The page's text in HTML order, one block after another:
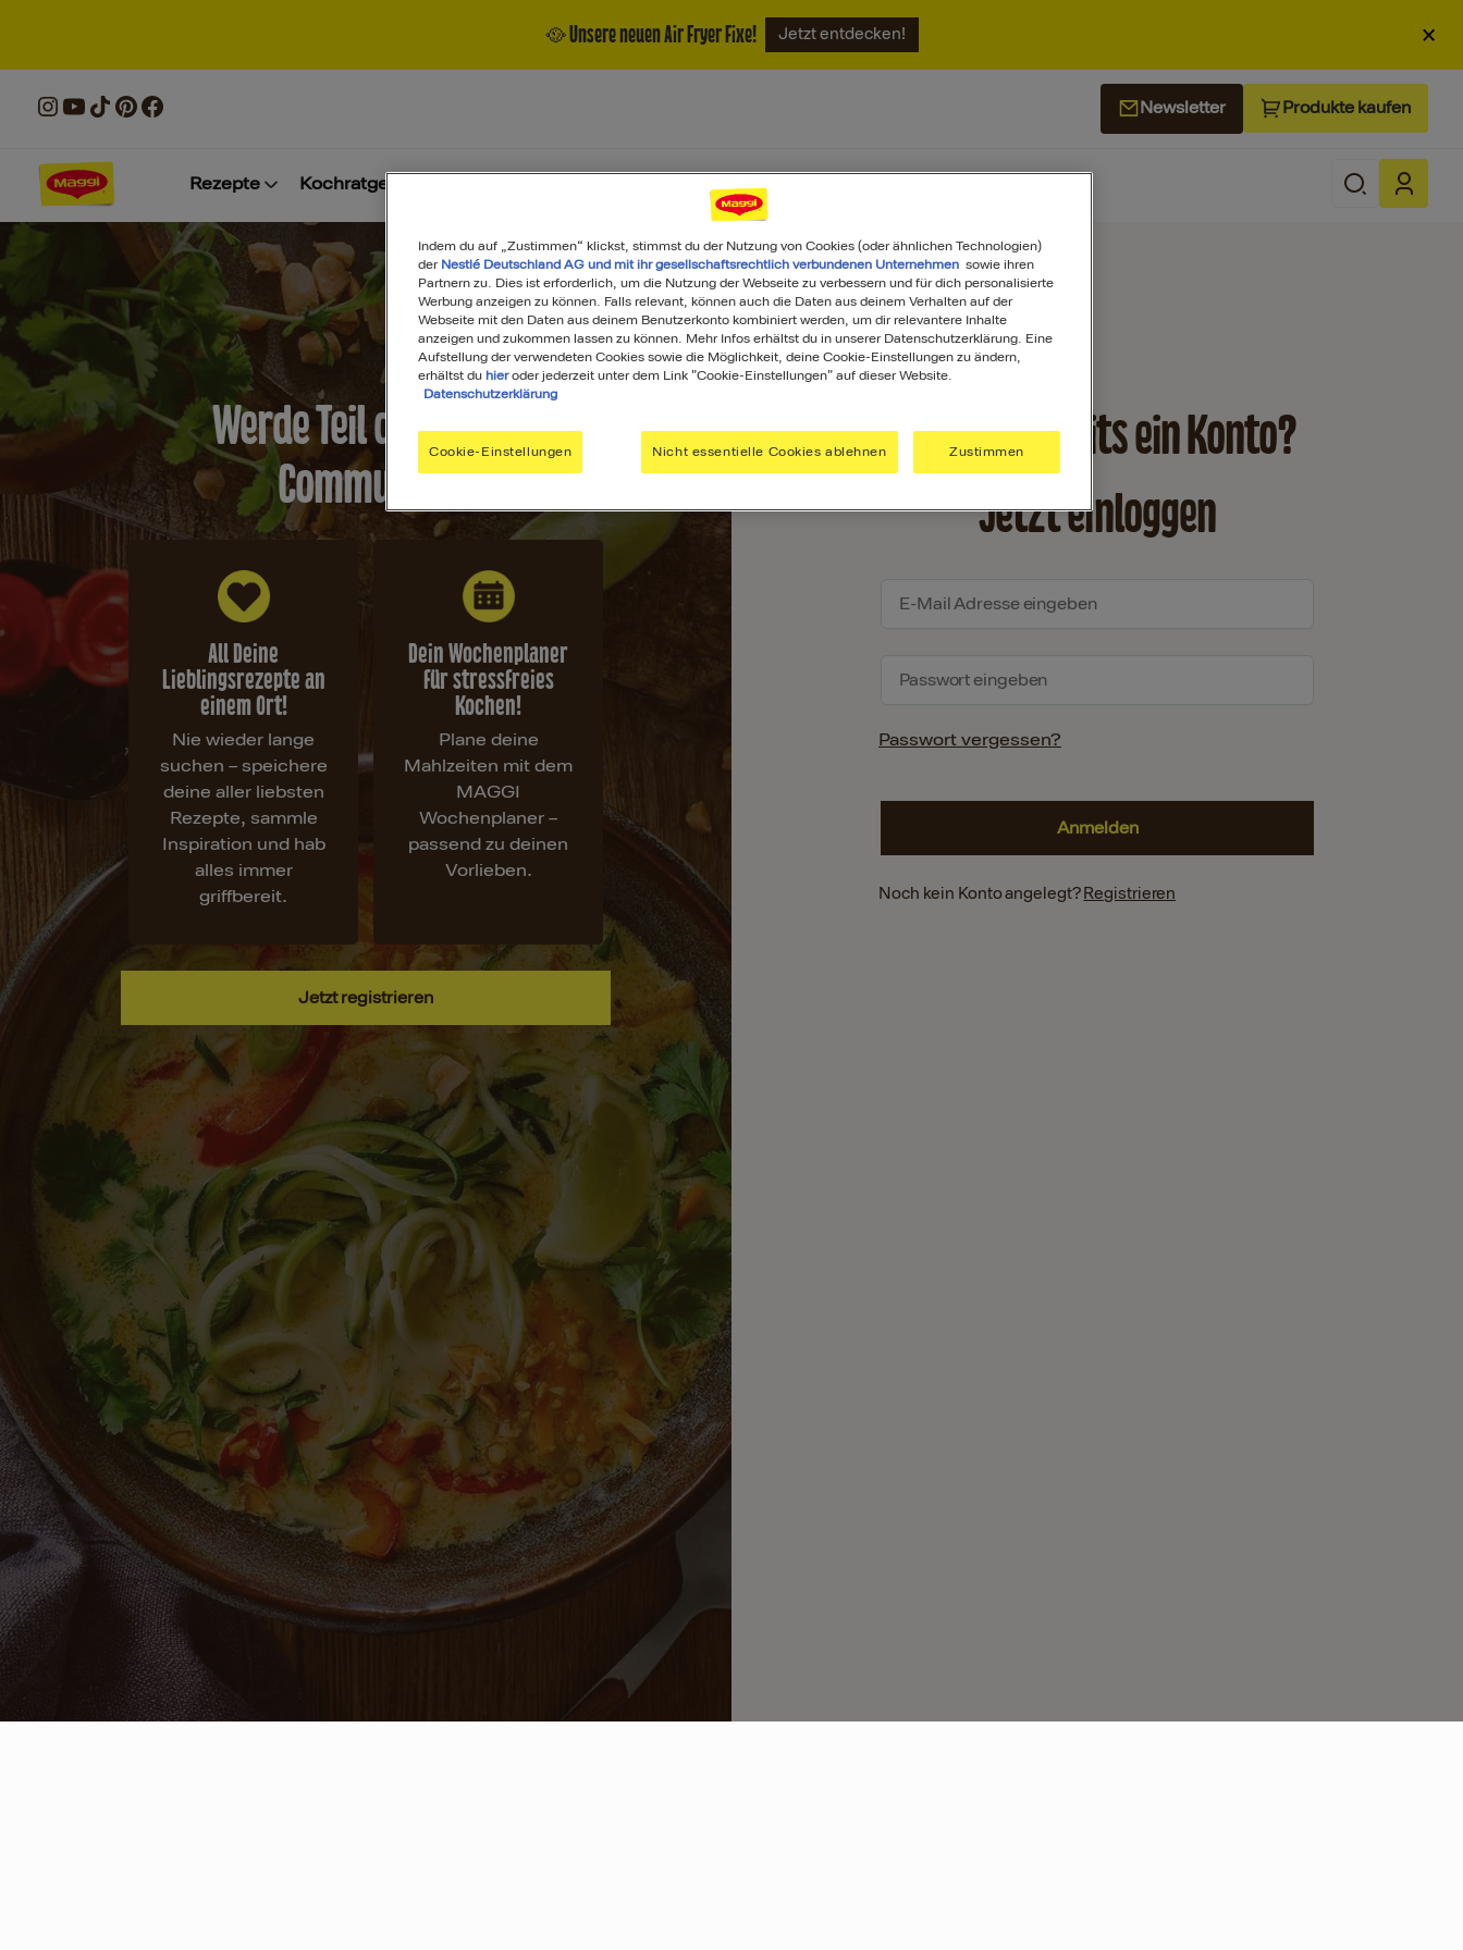
🥘 Unsere neuen Air Fryer Fixe! Jetzt entdecken! ×
Newsletter Produkte kaufen
Rezepte Kochratgeber Über uns
Werde Teil der MAGGI
Community
All Deine
Lieblingsrezepte an
einem Ort!
Nie wieder lange
suchen – speichere
deine aller liebsten
Rezepte, sammle
Inspiration und hab
alles immer
griffbereit.
Dein Wochenplaner
für stressfreies
Kochen!
Plane deine
Mahlzeiten mit dem
MAGGI
Wochenplaner –
passend zu deinen
Vorlieben.
Jetzt registrieren
Du hast bereits ein Konto?
Jetzt einloggen
Passwort vergessen?
Noch kein Konto angelegt? Registrieren
Indem du auf „Zustimmen“ klickst, stimmst du der Nutzung von Cookies (oder ähnlichen Technologien)
der Nestlé Deutschland AG und mit ihr gesellschaftsrechtlich verbundenen Unternehmen sowie ihren
Partnern zu. Dies ist erforderlich, um die Nutzung der Webseite zu verbessern und für dich personalisierte
Werbung anzeigen zu können. Falls relevant, können auch die Daten aus deinem Verhalten auf der
Webseite mit den Daten aus deinem Benutzerkonto kombiniert werden, um dir relevantere Inhalte
anzeigen und zukommen lassen zu können. Mehr Infos erhältst du in unserer Datenschutzerklärung. Eine
Aufstellung der verwendeten Cookies sowie die Möglichkeit, deine Cookie-Einstellungen zu ändern,
erhältst du hieroder jederzeit unter dem Link "Cookie-Einstellungen" auf dieser Website.
Datenschutzerklärung
Cookie-Einstellungen Nicht essentielle Cookies ablehnen Zustimmen